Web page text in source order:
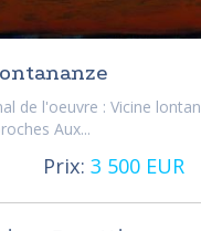
de l'oeuvre : Vicine
Aux...
Prix: 3 500 EUR